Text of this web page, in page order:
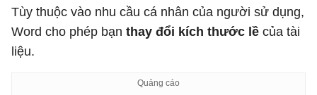
Tùy thuộc vào nhu cầu cá nhân của người sử dụng,
Word cho phép bạn thay đổi kích thước lề của tài
liệu.